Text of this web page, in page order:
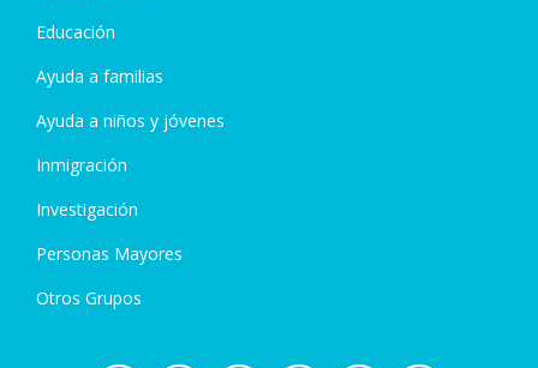
Educación
Ayuda a familias
Ayuda a niños y jóvenes
Inmigración
Investigación
Personas Mayores
Otros Grupos